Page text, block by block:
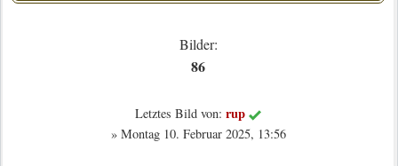
Bilder:
86
Letztes Bild von: rup
» Montag 10. Februar 2025, 13:56